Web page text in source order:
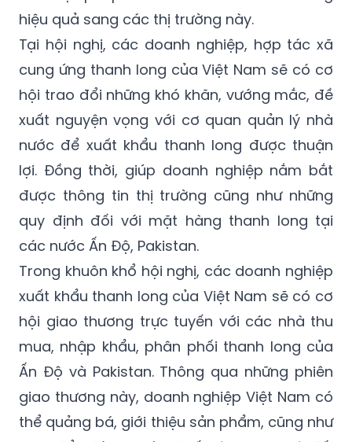
cung ứng thanh long của Việt Nam sẽ có cơ
hội trao đổi những khó khăn, vướng mắc, đề
xuất nguyện vọng với cơ quan quản lý nhà
nước để xuất khẩu thanh long được thuận
lợi. Đồng thời, giúp doanh nghiệp nắm bắt
được thông tin thị trường cũng như những
quy định đối với mặt hàng thanh long tại
các nước Ấn Độ, Pakistan.
Trong khuôn khổ hội nghị, các doanh nghiệp
xuất khẩu thanh long của Việt Nam sẽ có cơ
hội giao thương trực tuyến với các nhà thu
mua, nhập khẩu, phân phối thanh long của
Ấn Độ và Pakistan. Thông qua những phiên
giao thương này, doanh nghiệp Việt Nam có
thể quảng bá, giới thiệu sản phẩm, cũng như
trao đổi, đàm phán, thiết lập quan hệ đối
tác, hướng tới hợp tác, ký kết hợp đồng kinh